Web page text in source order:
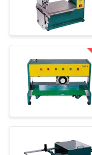
FABRIK-
AUSFLUG
TRETEN
PWB-